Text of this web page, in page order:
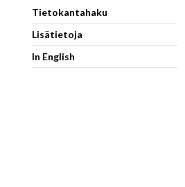
Tietokantahaku
Lisätietoja
In English